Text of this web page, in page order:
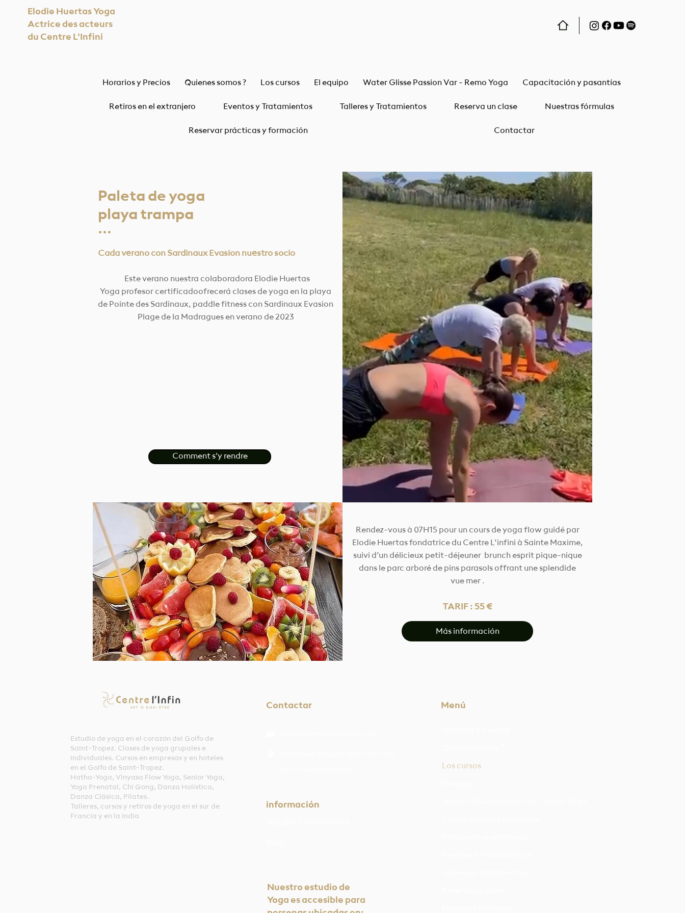
Elodie Huertas Yoga
Actrice des acteurs
du Centre L'Infini
Horarios y Precios Quienes somos ? Los cursos El equipo Water Glisse Passion Var - Remo Yoga Capacitación y pasantías
Retiros en el extranjero Eventos y Tratamientos Talleres y Tratamientos Reserva un clase Nuestras fórmulas
Reservar prácticas y formación Contactar
Paleta de yoga
playa trampa
···
Cada verano con Sardinaux Evasion nuestro socio
Este verano nuestra colaboradora Elodie Huertas
Yoga profesor certificadoofrecerá clases de yoga en la playa
de Pointe des Sardinaux, paddle fitness con Sardinaux Evasion
Plage de la Madragues en verano de 2023
Comment s'y rendre
Rendez-vous à 07H15 pour un cours de yoga flow guidé par
Elodie Huertas fondatrice du Centre L’infini à Sainte Maxime,
suivi d’un délicieux petit-déjeuner brunch esprit pique-nique
dans le parc arboré de pins parasols offrant une splendide
vue mer .
TARIF : 55 €
Más información
Estudio de yoga en el corazón del Golfo de
Saint-Tropez. Clases de yoga grupales e
individuales. Cursos en empresas y en hoteles
en el Golfo de Saint-Tropez.
Hatha-Yoga, Vinyasa Flow Yoga, Senior Yoga,
Yoga Prenatal, Chi Gong, Danza Holística,
Danza Clásica, Pilates.
Talleres, cursos y retiros de yoga en el sur de
Francia y en la India
Contactar
información
Nuestro estudio de
Yoga es accesible para
Menú
Los cursos